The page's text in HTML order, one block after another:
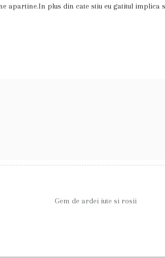
apartine.In plus din cate stiu eu gatitul implica
Gem de ardei iute si rosii